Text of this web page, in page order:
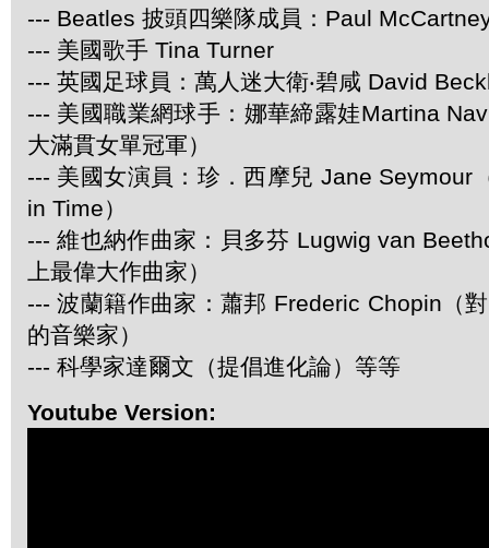
--- Beatles 披頭四樂隊成員：Paul
--- 美國歌手 Tina Turner
--- 英國足球員：萬人迷大衛‧碧咸 David
--- 美國職業網球手：娜華締露娃Martina
大滿貫女單冠軍）
--- 美國女演員：珍．西摩兒 Jane Seymour
in Time）
--- 維也納作曲家：貝多芬 Lugwig van
上最偉大作曲家）
--- 波蘭籍作曲家：蕭邦 Frederic Chopin（
的音樂家）
--- 科學家達爾文（提倡進化論）等等
Youtube Version: